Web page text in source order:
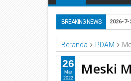
BREAKING NEWS 2026-7-
Beranda PDAM
Meski
26
Mar
2022